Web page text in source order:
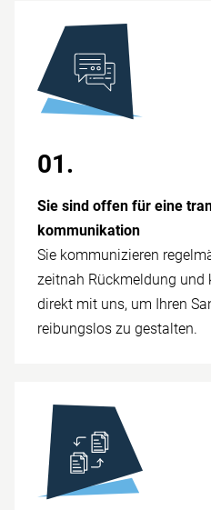
01.
Sie sind offen für eine
kommunikation
Sie kommunizieren
zeitnah Rück­meldung und
direkt mit uns, um Ihren
reibungslos zu ge­stalten.